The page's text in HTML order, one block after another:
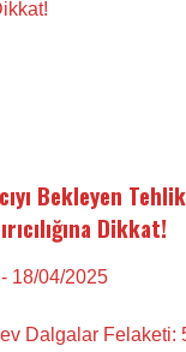
Bekleyen
Dikkat!
- 18/04/2025